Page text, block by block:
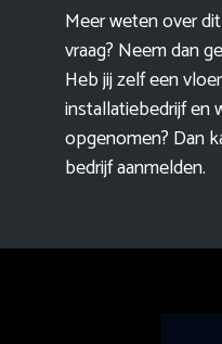
Meer weten over
vraag? Neem dan
Heb jij zelf een
installatiebedrijf en
opgenomen? Dan
bedrijf aanmelden.